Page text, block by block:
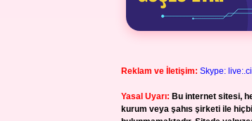
Reklam ve İletişim: Skype:
Yasal Uyarı: Bu internet sitesi,
kurum veya şahıs şirketi ile